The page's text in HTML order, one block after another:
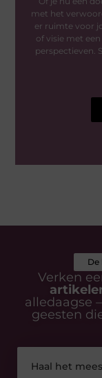
met het
er ruimte voor
of visie met
perspectieven.
De
Verken
alledaagse
geesten
Haal het